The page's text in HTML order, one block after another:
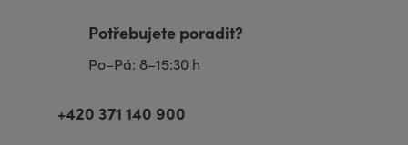
Potřebujete poradit?
Po–Pá: 8–15:30 h
+420 371 140 900